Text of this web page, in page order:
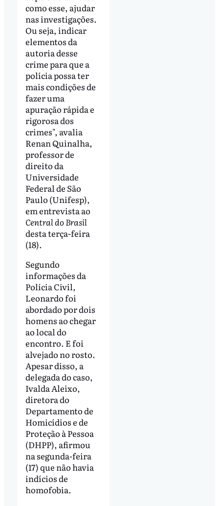
como esse, ajudar
nas investigações.
Ou seja, indicar
elementos da
autoria desse
crime para que a
polícia possa ter
mais condições de
fazer uma
apuração rápida e
rigorosa dos
crimes", avalia
Renan Quinalha,
professor de
direito da
Universidade
Federal de São
Paulo (Unifesp),
em entrevista ao
Central do Brasil
desta terça-feira
(18).
Segundo
informações da
Polícia Civil,
Leonardo foi
abordado por dois
homens ao chegar
ao local do
encontro. E foi
alvejado no rosto.
Apesar disso, a
delegada do caso,
Ivalda Aleixo,
diretora do
Departamento de
Homicídios e de
Proteção à Pessoa
(DHPP), afirmou
na segunda-feira
(17) que não havia
indícios de
homofobia.